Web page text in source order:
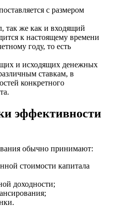
с размером
так же как и входящий
к настоящему времени
году, то есть
и исходящих денежных
ставкам, в
конкретного
эффективности
обычно принимают:
стоимости капитала
доходности;